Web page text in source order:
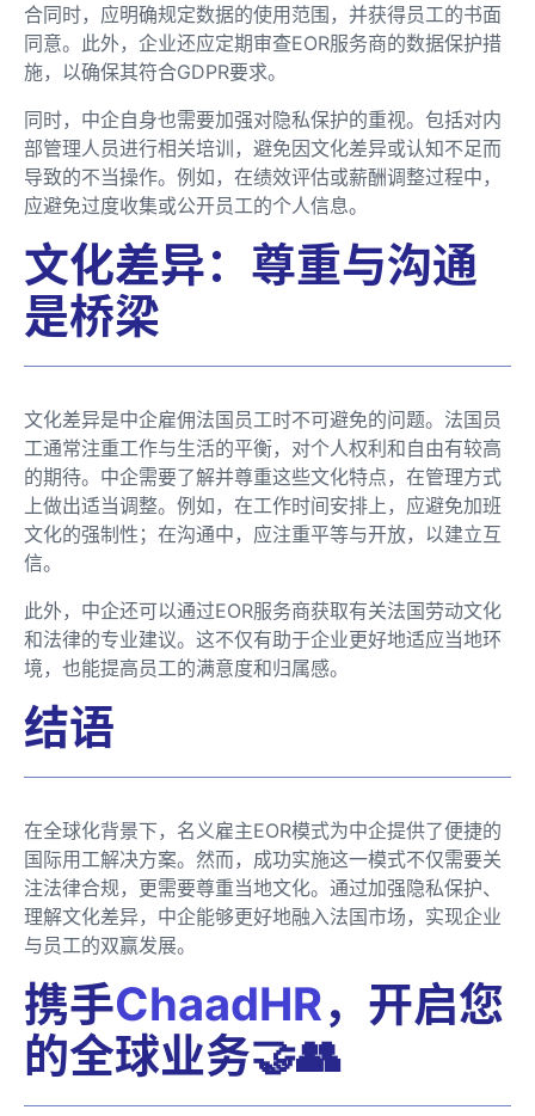
合同时，应明确规定数据的使用范围，并获得员工的书面
同意。此外，企业还应定期审查EOR服务商的数据保护措
施，以确保其符合GDPR要求。
同时，中企自身也需要加强对隐私保护的重视。包括对内
部管理人员进行相关培训，避免因文化差异或认知不足而
导致的不当操作。例如，在绩效评估或薪酬调整过程中，
应避免过度收集或公开员工的个人信息。
文化差异：尊重与沟通
是桥梁
文化差异是中企雇佣法国员工时不可避免的问题。法国员
工通常注重工作与生活的平衡，对个人权利和自由有较高
的期待。中企需要了解并尊重这些文化特点，在管理方式
上做出适当调整。例如，在工作时间安排上，应避免加班
文化的强制性；在沟通中，应注重平等与开放，以建立互
信。
此外，中企还可以通过EOR服务商获取有关法国劳动文化
和法律的专业建议。这不仅有助于企业更好地适应当地环
境，也能提高员工的满意度和归属感。
结语
在全球化背景下，名义雇主EOR模式为中企提供了便捷的
国际用工解决方案。然而，成功实施这一模式不仅需要关
注法律合规，更需要尊重当地文化。通过加强隐私保护、
理解文化差异，中企能够更好地融入法国市场，实现企业
与员工的双赢发展。
携手ChaadHR，开启您
的全球业务🤝👥